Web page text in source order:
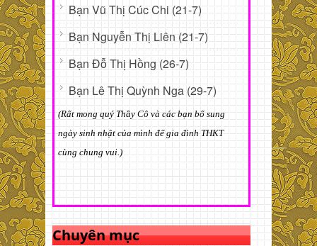
Bạn Vũ Thị Cúc Chi (21-7)
Bạn Nguyễn Thị Liên (21-7)
Bạn Đỗ Thị Hồng (26-7)
Bạn Lê Thị Quỳnh Nga (29-7)
(Rất mong quý Thầy Cô và các bạn bổ sung
ngày sinh nhật của mình để gia đình THKT
cùng chung vui.)
Chuyên mục